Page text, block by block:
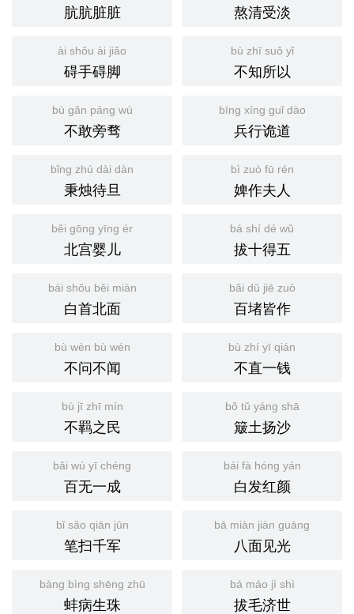
肮肮脏脏 熬清受淡
ài shǒu ài jiǎo
碍手碍脚
bù zhī suǒ yǐ
不知所以
bù gǎn páng wù
不敢旁骛
bīng xíng guǐ dào
兵行诡道
bǐng zhú dài dàn
秉烛待旦
bì zuò fū rén
婢作夫人
běi gōng yīng ér
北宫婴儿
bá shí dé wǔ
拔十得五
bái shǒu běi miàn
白首北面
bǎi dǔ jiē zuò
百堵皆作
bù wèn bù wén
不问不闻
bù zhí yī qián
不直一钱
bù jī zhī mín
不羁之民
bǒ tǔ yáng shā
簸土扬沙
bǎi wú yī chéng
百无一成
bái fà hóng yán
白发红颜
bǐ sǎo qiān jūn
笔扫千军
bā miàn jiàn guāng
八面见光
bàng bìng shēng zhū
蚌病生珠
bá máo jì shì
拔毛济世